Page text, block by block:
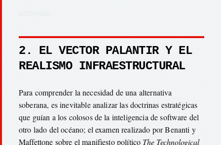
2. EL VECTOR PALANTIR Y EL
REALISMO INFRAESTRUCTURAL
Para comprender la necesidad de una alternativa
soberana, es inevitable analizar las doctrinas estratégicas
que guían a los colosos de la inteligencia de software del
otro lado del océano; el examen realizado por Benanti y
Maffettone sobre el manifiesto político The Technological